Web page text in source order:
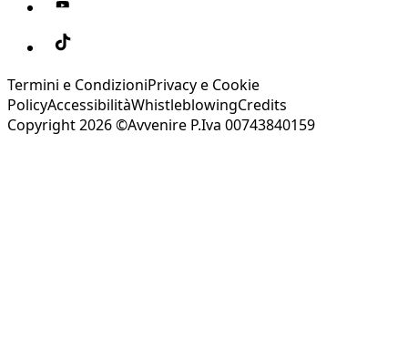
Termini e CondizioniPrivacy e Cookie
PolicyAccessibilitàWhistleblowingCredits
Copyright 2026 ©Avvenire P.Iva 00743840159